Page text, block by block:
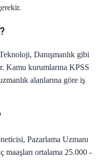
Danışmanlık gibi
Kamu kurumlarına KPSS
alanlarına göre iş
Pazarlama Uzmanı
maaşları ortalama 25.000 -